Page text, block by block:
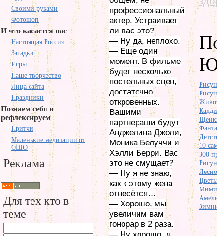
Своими руками
Фотошоп
И что касается нас
Настоящая Россия
Загадки
Игры
Наше творчество
Лица сайта
Праздники
Познаем себя и
рефлексируем
Притчи
Маленькие медитации от
ОШО
Реклама
Для тех кто в
теме
профессиональный
актер. Устраивает
ли вас это?
— Ну да, неплохо.
— Еще один
момент. В фильме
будет несколько
постельных сцен,
достаточно
откровенных.
Вашими
партнераши будут
Анджелина Джоли,
Моника Белуччи и
Хэлли Берри. Вас
это не смущает?
— Ну я не знаю,
как к этому жена
отнесётся…
— Хорошо, мы
увеличим вам
гонорар в 2 раза.
Кадди
10
300